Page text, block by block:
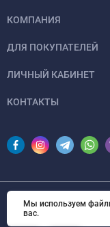
КОМПАНИЯ
ДЛЯ ПОКУПАТЕЛЕЙ
ЛИЧНЫЙ КАБИНЕТ
КОНТАКТЫ
©
Мы используем
вас.